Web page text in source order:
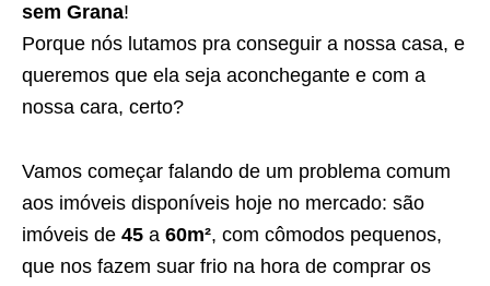
sem Grana!
Porque nós lutamos pra conseguir a nossa casa, e
queremos que ela seja aconchegante e com a
nossa cara, certo?
Vamos começar falando de um problema comum
aos imóveis disponíveis hoje no mercado: são
imóveis de 45 a 60m², com cômodos pequenos,
que nos fazem suar frio na hora de comprar os